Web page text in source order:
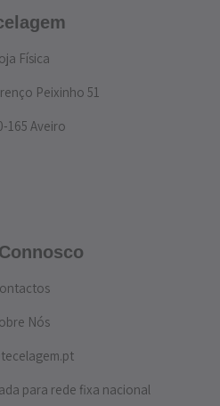
Física
Peixinho 51
165 Aveiro
Nós
para rede fixa nacional